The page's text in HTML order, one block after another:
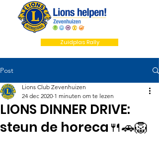
Zuidplas Rally
Post
LIONS DINNER DRIVE:
steun de horeca🍴🚗🦁
Lions Club Zevenhuizen
24 dec 2020 1 minuten om te lezen